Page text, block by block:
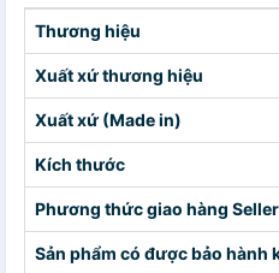
Thương hiệu
Xuất xứ thương hiệu
Xuất xứ (Made in)
Kích thước
Phương thức giao hàng
Sản phẩm có được bảo hành